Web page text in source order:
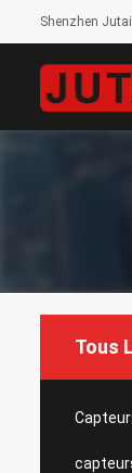
Shenzhen
Tous